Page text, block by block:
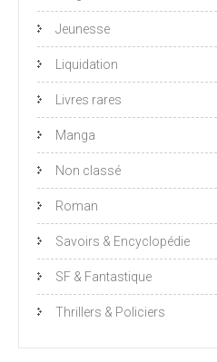
Jeunesse
Liquidation
Livres rares
Manga
Non classé
Roman
Savoirs & Encyclopédie
SF & Fantastique
Thrillers & Policiers